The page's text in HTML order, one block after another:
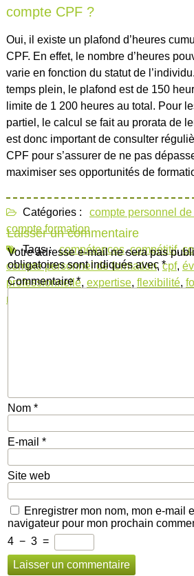
compte CPF ?
Oui, il existe un plafond d’heures
CPF. En effet, le nombre d’heures
varie en fonction du statut de
temps plein, le plafond est de 150
limite de 1 200 heures au total. Pour
partiel, le calcul se fait au prorata de
est donc important de consulter
CPF pour s’assurer de ne pas
maximiser ses opportunités de
Catégories : compte personnel de
compte formation
Tags : compétences,compétitif,
compte personnel de formation,cpf,
professionnelle, expertise, flexibilité,
marché du travail
reconversion
Laisser un commentaire
Votre adresse e-mail ne sera pas
obligatoires sont indiqués avec *
Commentaire*
Nom *
E-mail *
Site web
Enregistrer mon nom, mon e-mail
navigateur pour mon prochain
4 − 3 =